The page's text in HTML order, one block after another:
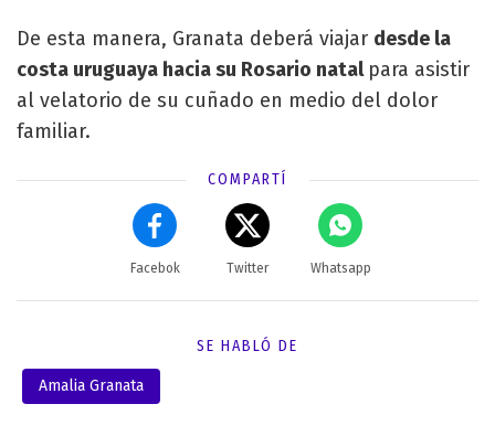
De esta manera, Granata deberá viajar desde la
costa uruguaya hacia su Rosario natal para asistir
al velatorio de su cuñado en medio del dolor
familiar.
COMPARTÍ
Facebok Twitter Whatsapp
SE HABLÓ DE
Amalia Granata